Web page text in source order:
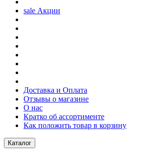
sale Акции
Доставка и Оплата
Отзывы о магазине
О нас
Кратко об ассортименте
Как положить товар в корзину
Каталог